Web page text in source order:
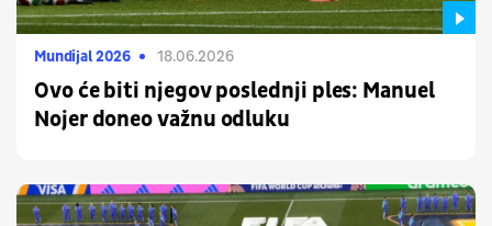
Mundijal 2026 18.06.2026
Ovo će biti njegov poslednji ples: Manuel
Nojer doneo važnu odluku